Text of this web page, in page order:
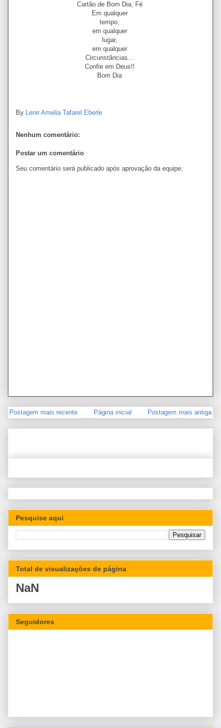
Cartão de Bom Dia, Fé
Em qualquer
tempo,
em qualquer
lugar,
em qualquer
Circunstâncias...
Confie em Deus!!
Bom Dia
By Lenir Amelia Tafarel Eberle
Nenhum comentário:
Postar um comentário
Seu comentário será publicado após aprovação da equipe;
Postagem mais recente Postagem mais antiga
Página inicial
Pesquise aqui
Total de visualizações de página
NaN
Seguidores